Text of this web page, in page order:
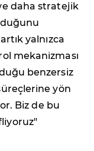
daha stratejik
yalnızca
mekanizması
benzersiz
yön
Biz de bu